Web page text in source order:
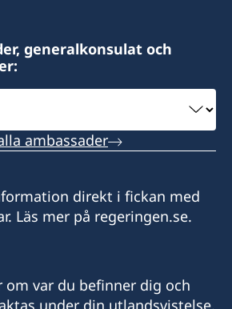
Observera att alla besök
bokas i förväg.
via e-post.
6011
Observera att alla besök
bokas i förväg.
via e-post.
generalkonsulat och
ambassader
direkt i fickan med
Läs mer på regeringen.se.
om var du befinner dig och
under din utlandsvistelse.